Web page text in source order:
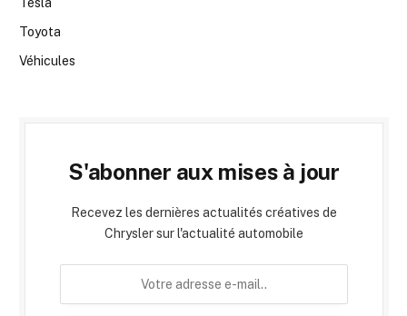
Toyota
Véhicules
S'abonner aux mises à jour
Recevez les dernières actualités créatives de
Chrysler sur l'actualité automobile